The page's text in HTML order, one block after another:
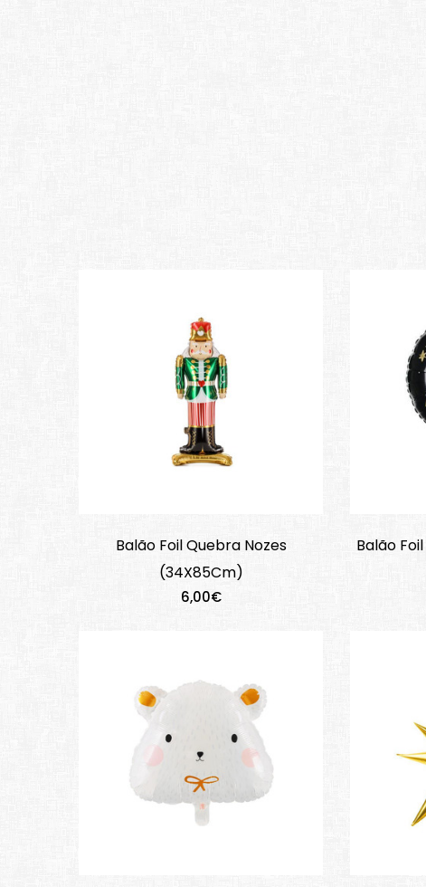
Balão Foil Quebra Nozes
(34X85Cm)
6,00€
Balão